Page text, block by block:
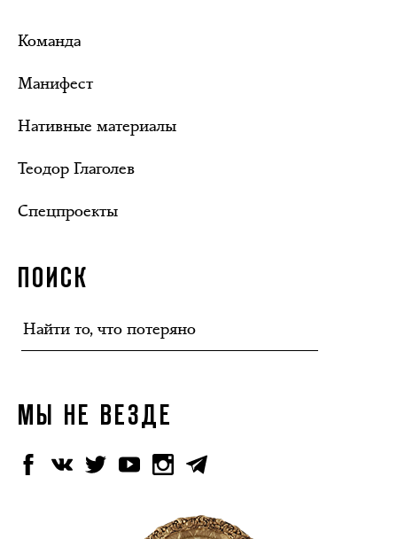
Команда
Манифест
Нативные материалы
Теодор Глаголев
Спецпроекты
ПОИСК
МЫ НЕ ВЕЗДЕ